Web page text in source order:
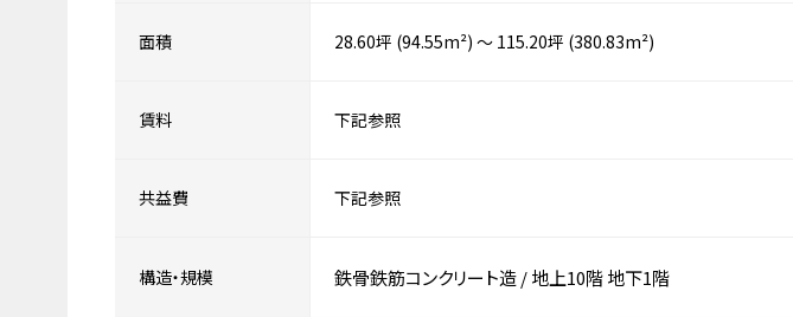
面積 28.60坪 (94.55m²) ～ 115.20坪 (380.83m²)
賃料 下記参照
共益費 下記参照
構造・規模 鉄骨鉄筋コンクリート造/地上10階地下1階